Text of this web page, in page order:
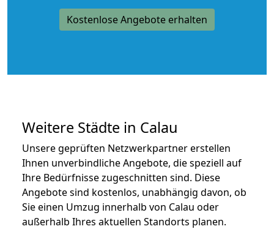
Kostenlose Angebote erhalten
Weitere Städte in Calau
Unsere geprüften Netzwerkpartner erstellen
Ihnen unverbindliche Angebote, die speziell auf
Ihre Bedürfnisse zugeschnitten sind. Diese
Angebote sind kostenlos, unabhängig davon, ob
Sie einen Umzug innerhalb von Calau oder
außerhalb Ihres aktuellen Standorts planen.